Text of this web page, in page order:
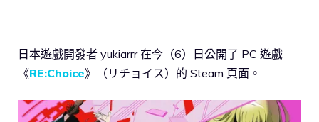
日本遊戲開發者 yukiarrr 在今（6）日公開了 PC 遊戲
《RE:Choice》（リチョイス）的 Steam 頁面。